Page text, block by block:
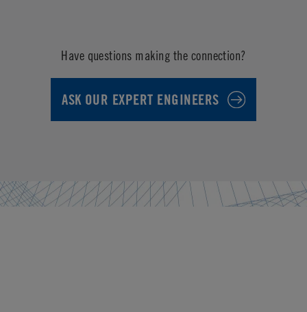
Have questions making the connection?
ASK OUR EXPERT ENGINEERS